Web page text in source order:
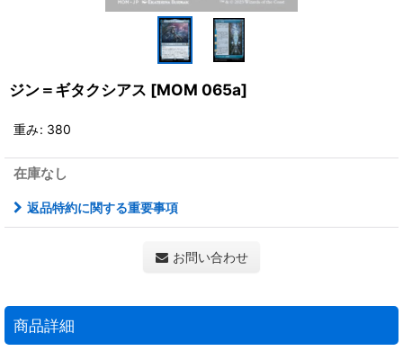
ジン＝ギタクシアス [MOM 065a]
重み: 380
在庫なし
返品特約に関する重要事項
お問い合わせ
商品詳細